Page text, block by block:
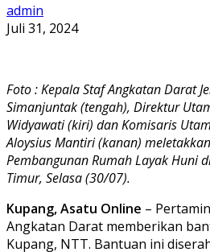
admin
Juli 31, 2024
Foto : Kepala Staf Angkatan Darat
Simanjuntak (tengah), Direktur
Widyawati (kiri) dan Komisaris
Aloysius Mantiri (kanan)
Pembangunan Rumah Layak Huni
Timur, Selasa (30/07).
Kupang, Asatu Online –
Angkatan Darat memberikan
Kupang, NTT. Bantuan ini